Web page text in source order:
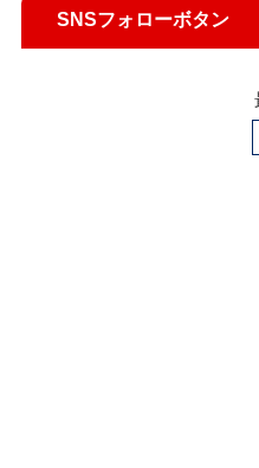
SNSフォローボタン